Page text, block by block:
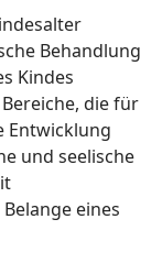
Behandlung
Kindes
die für
Entwicklung
und seelische
eines